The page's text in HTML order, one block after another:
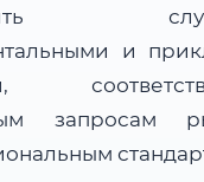
СДЭК / Почтой:
4–6 рабочих
и
запросам